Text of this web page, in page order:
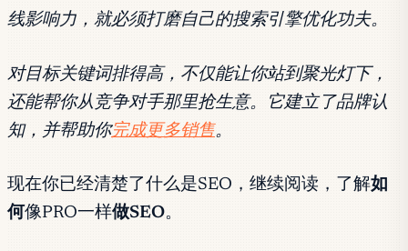
线影响力，就必须打磨自己的搜索引擎优化功夫。
对目标关键词排得高，不仅能让你站到聚光灯下，
还能帮你从竞争对手那里抢生意。它建立了品牌认
知，并帮助你完成更多销售。
现在你已经清楚了什么是SEO，继续阅读，了解如
何像PRO一样做SEO。